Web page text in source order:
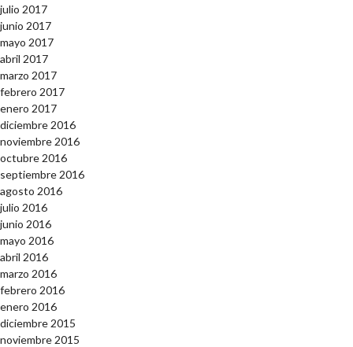
julio 2017
junio 2017
mayo 2017
abril 2017
marzo 2017
febrero 2017
enero 2017
diciembre 2016
noviembre 2016
octubre 2016
septiembre 2016
agosto 2016
julio 2016
junio 2016
mayo 2016
abril 2016
marzo 2016
febrero 2016
enero 2016
diciembre 2015
noviembre 2015